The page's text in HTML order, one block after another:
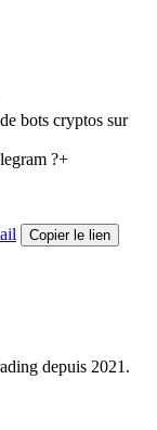
bots cryptos sur
?+
Copier le lien
depuis 2021.